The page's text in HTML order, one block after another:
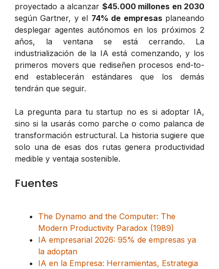
proyectado a alcanzar $45.000 millones en 2030
según Gartner, y el 74% de empresasplaneando
desplegar agentes autónomos en los próximos 2
años, la ventana se está cerrando. La
industrialización de la IA está comenzando, y los
primeros movers que rediseñen procesos end-to-
end establecerán estándares que los demás
tendrán que seguir.
La pregunta para tu startup no es si adoptar IA,
sino si la usarás como parche o como palanca de
transformación estructural. La historia sugiere que
solo una de esas dos rutas genera productividad
medible y ventaja sostenible.
Fuentes
The Dynamo and the Computer: The
Modern Productivity Paradox (1989)
IA empresarial 2026: 95% de empresas ya
la adoptan
IA en la Empresa: Herramientas, Estrategia